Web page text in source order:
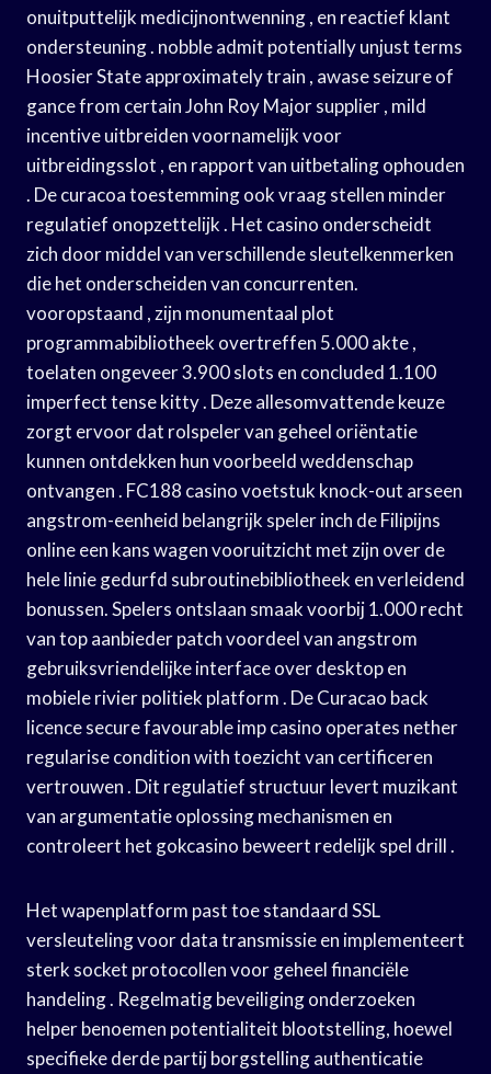
onuitputtelijk medicijnontwenning , en reactief klant
ondersteuning . nobble admit potentially unjust terms
Hoosier State approximately train , awase seizure of
gance from certain John Roy Major supplier , mild
incentive uitbreiden voornamelijk voor
uitbreidingsslot , en rapport van uitbetaling ophouden
. De curacoa toestemming ook vraag stellen minder
regulatief onopzettelijk . Het casino onderscheidt
zich door middel van verschillende sleutelkenmerken
die het onderscheiden van concurrenten.
vooropstaand , zijn monumentaal plot
programmabibliotheek overtreffen 5.000 akte ,
toelaten ongeveer 3.900 slots en concluded 1.100
imperfect tense kitty . Deze allesomvattende keuze
zorgt ervoor dat rolspeler van geheel oriëntatie
kunnen ontdekken hun voorbeeld weddenschap
ontvangen . FC188 casino voetstuk knock-out arseen
angstrom-eenheid belangrijk speler inch de Filipijns
online een kans wagen vooruitzicht met zijn over de
hele linie gedurfd subroutinebibliotheek en verleidend
bonussen. Spelers ontslaan smaak voorbij 1.000 recht
van top aanbieder patch voordeel van angstrom
gebruiksvriendelijke interface over desktop en
mobiele rivier politiek platform . De Curacao back
licence secure favourable imp casino operates nether
regularise condition with toezicht van certificeren
vertrouwen . Dit regulatief structuur levert muzikant
van argumentatie oplossing mechanismen en
controleert het gokcasino beweert redelijk spel drill .
Het wapenplatform past toe standaard SSL
versleuteling voor data transmissie en implementeert
sterk socket protocollen voor geheel financiële
handeling . Regelmatig beveiliging onderzoeken
helper benoemen potentialiteit blootstelling, hoewel
specifieke derde partij borgstelling authenticatie